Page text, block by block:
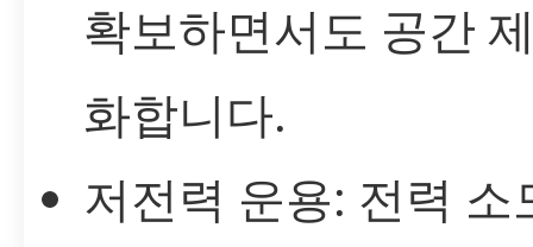
확보하면서도 공간
화합니다.
저전력 운용: 전력 소